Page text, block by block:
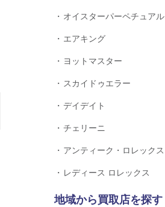
オイスターパーペチュアル
エアキング
ヨットマスター
スカイドゥエラー
デイデイト
チェリーニ
アンティーク・ロレックス
レディース ロレックス
地域から買取店を探す